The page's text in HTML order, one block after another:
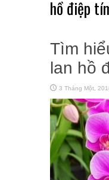
hồ điệp
Tìm
lan hồ
3 Tháng Một,